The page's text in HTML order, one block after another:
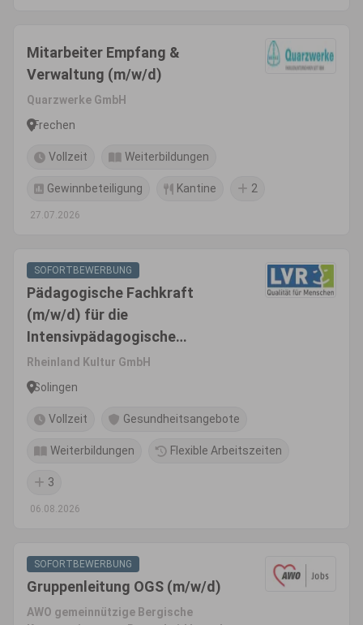
Mitarbeiter Empfang &
Verwaltung (m/w/d)
Quarzwerke GmbH
Frechen
Vollzeit Weiterbildungen
Gewinnbeteiligung Kantine 2
27.07.2026
SOFORTBEWERBUNG
Pädagogische Fachkraft
(m/w/d) für die
Intensivpädagogische
Wohngruppe UMA Protect
Rheinland Kultur GmbH
Solingen
Vollzeit Gesundheitsangebote
Weiterbildungen Flexible Arbeitszeiten
3
06.08.2026
SOFORTBEWERBUNG
Gruppenleitung OGS (m/w/d)
AWO gemeinnützige Bergische